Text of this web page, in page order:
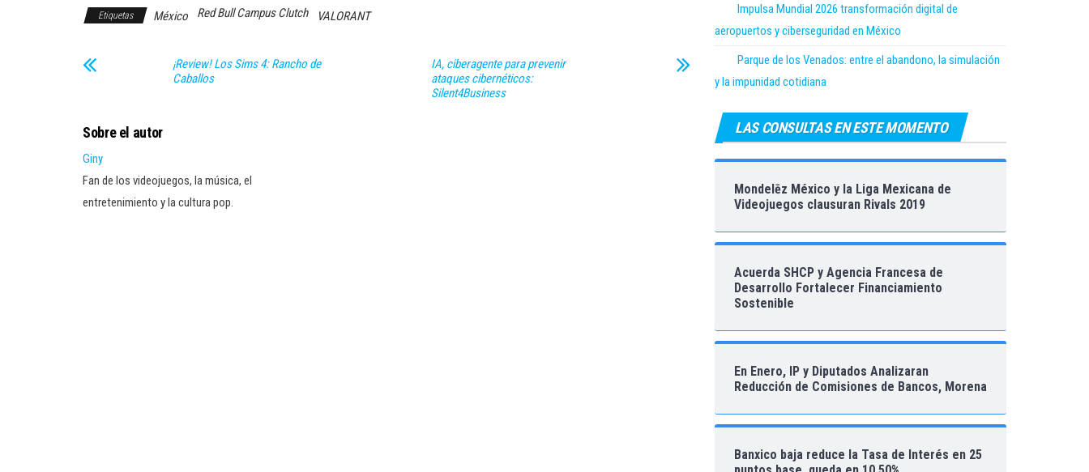
Etiquetas México Red Bull Campus Clutch VALORANT
¡Review! Los Sims 4: Rancho de
Caballos
IA, ciberagente para prevenir
ataques cibernéticos:
Silent4Business
Sobre el autor
Giny
Fan de los videojuegos, la música, el
entretenimiento y la cultura pop.
Impulsa Mundial 2026 transformación digital de
aeropuertos y ciberseguridad en México
Parque de los Venados: entre el abandono, la simulación
y la impunidad cotidiana
LAS CONSULTAS EN ESTE MOMENTO
Mondelēz México y la Liga Mexicana de
Videojuegos clausuran Rivals 2019
Acuerda SHCP y Agencia Francesa de
Desarrollo Fortalecer Financiamiento
Sostenible
En Enero, IP y Diputados Analizaran
Reducción de Comisiones de Bancos, Morena
Banxico baja reduce la Tasa de Interés en 25